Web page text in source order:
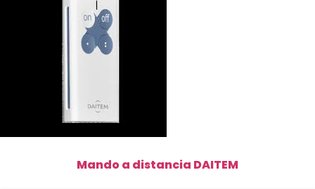
Mando a distancia DAITEM